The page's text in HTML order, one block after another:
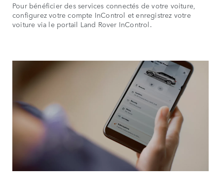
Pour bénéficier des services connectés de votre voiture,
configurez votre compte InControl et enregistrez votre
voiture via le portail Land Rover InControl.